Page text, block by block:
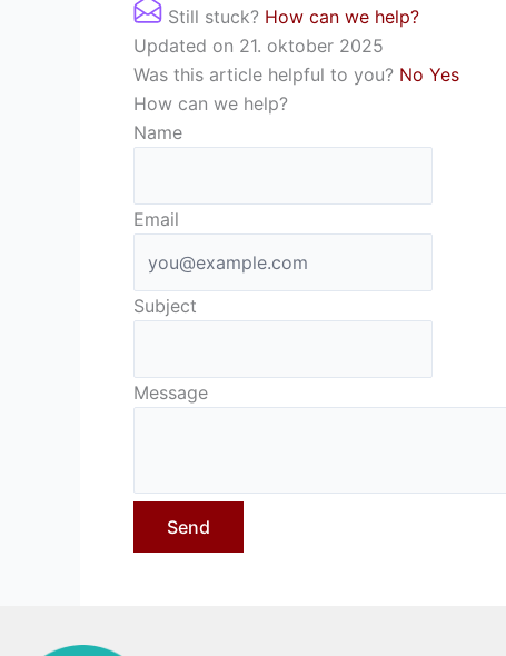
Still stuck? How can we help?
Updated on 21. oktober 2025
Was this article helpful to you? No Yes
How can we help?
Name
Email
Subject
Message